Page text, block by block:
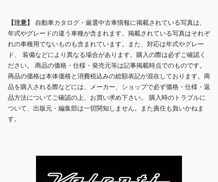
【注意】 自動車カタログ・厳選中古車情報に掲載されている写真は、
年式やグレードの違う車種が含まれます。掲載されている写真はそれぞ
れの車種用でないものも含まれています。また、対応は年式やグレー
ド、 装備などにより異なる場合があります。購入の際は必ずご確認く
ださい。 商品の価格・仕様・発売元等は記事掲載時点でのものです。
商品の価格は本体価格と消費税込みの総額表記が混在しております。商
品を購入される際などには、メーカー、ショップで必ず価格・仕様・返
品方法についてご確認の上、お買い求め下さい。 購入時のトラブルに
ついて、出版元・編集部は一切関知しません。また責任も負いかねま
す。